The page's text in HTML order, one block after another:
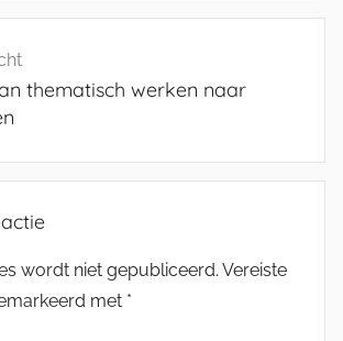
thematisch werken naar
wordt niet gepubliceerd. Vereiste
met *